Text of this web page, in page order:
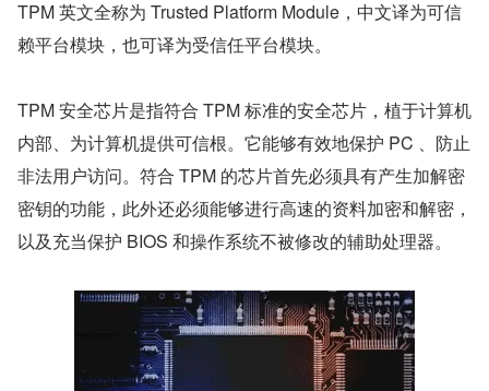
TPM 英文全称为 Trusted Platform Module，中文译为可信
赖平台模块，也可译为受信任平台模块。
TPM 安全芯片是指符合 TPM 标准的安全芯片，植于计算机
内部、为计算机提供可信根。它能够有效地保护 PC 、防止
非法用户访问。符合 TPM 的芯片首先必须具有产生加解密
密钥的功能，此外还必须能够进行高速的资料加密和解密，
以及充当保护 BIOS 和操作系统不被修改的辅助处理器。